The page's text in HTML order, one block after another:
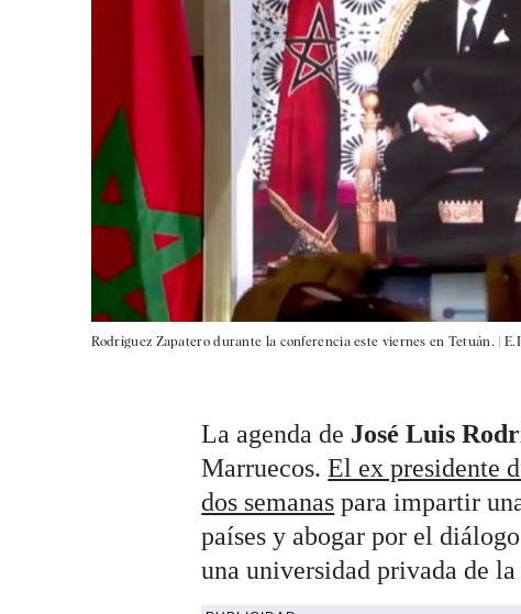
Rodríguez Zapatero durante la conferencia este viernes en Tetuán. |
La agenda de José Luis
Marruecos.El ex presidente
dos semanas para impartir
países y abogar por el
una universidad privada de